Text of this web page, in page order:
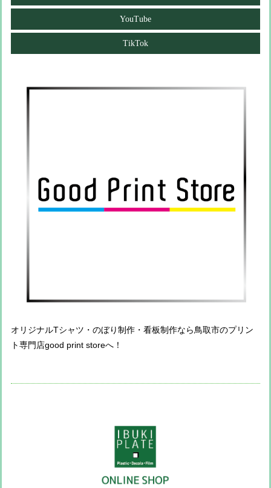
YouTube
TikTok
オリジナルTシャツ・のぼり制作・看板制作なら鳥取市のプリン
ト専門店good print storeへ！